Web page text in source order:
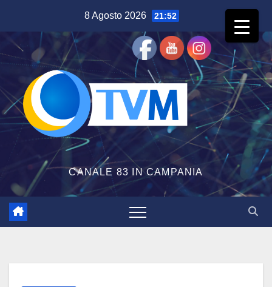
contenuto
8 Agosto 2026 21:52
CANALE 83 IN CAMPANIA